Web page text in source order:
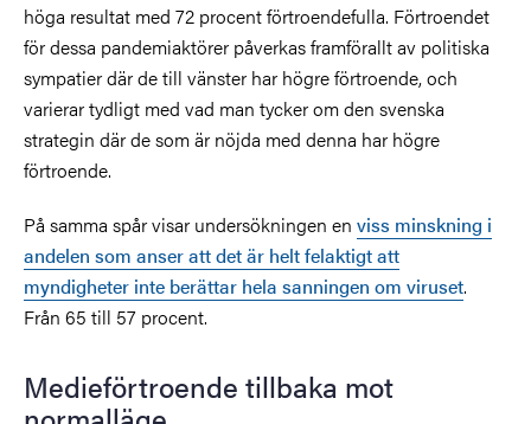
höga resultat med 72 procent förtroendefulla. Förtroendet
för dessa pandemiaktörer påverkas framförallt av politiska
sympatier där de till vänster har högre förtroende, och
varierar tydligt med vad man tycker om den svenska
strategin där de som är nöjda med denna har högre
förtroende.
På samma spår visar undersökningen en viss minskning i
andelen som anser att det är helt felaktigt att
myndigheter inte berättar hela sanningen om viruset.
Från 65 till 57 procent.
Medieförtroende tillbaka mot